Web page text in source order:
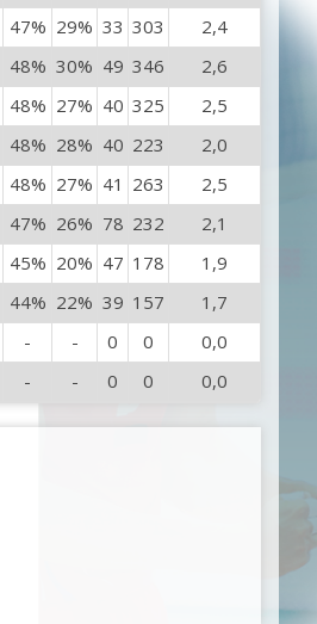
47% 29% 33 303
2,4
48% 30% 49 346
2,6
48% 27% 40 325
2,5
48% 28% 40 223
2,0
48% 27% 41 263
2,5
47% 26% 78 232
2,1
45% 20% 47 178
1,9
44% 22% 39 157
1,7
- - 0 0
0,0
- - 0 0 0,0